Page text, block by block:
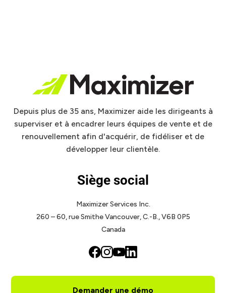
Depuis plus de 35 ans, Maximizer aide les dirigeants à
superviser et à encadrer leurs équipes de vente et de
renouvellement afin d'acquérir, de fidéliser et de
développer leur clientèle.
Siège social
Maximizer Services Inc.
260 – 60, rue SmitheVancouver, C.-B., V6B 0P5
Canada
Demander une démo